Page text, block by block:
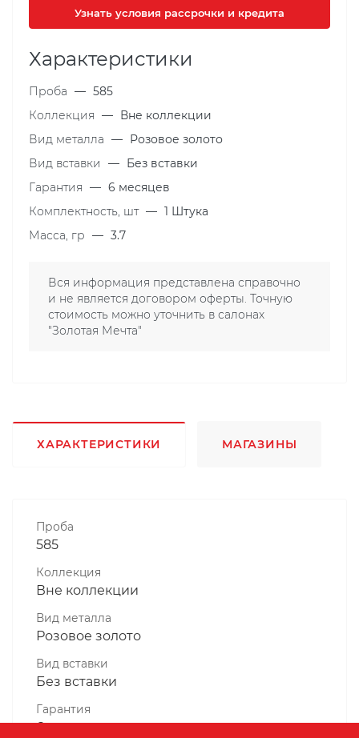
Узнать условия рассрочки и кредита
Характеристики
Проба — 585
Коллекция — Вне коллекции
Вид металла — Розовое золото
Вид вставки
— Без вставки
Гарантия — 6 месяцев
Комплектность, шт — 1 Штука
Масса, гр — 3.7
Вся информация представлена справочно
и не является договором оферты. Точную
стоимость можно уточнить в салонах
"Золотая Мечта"
ХАРАКТЕРИСТИКИ МАГАЗИНЫ
Проба
585
Коллекция
Вне коллекции
Вид металла
Розовое золото
Вид вставки
Без вставки
Гарантия
6 месяцев